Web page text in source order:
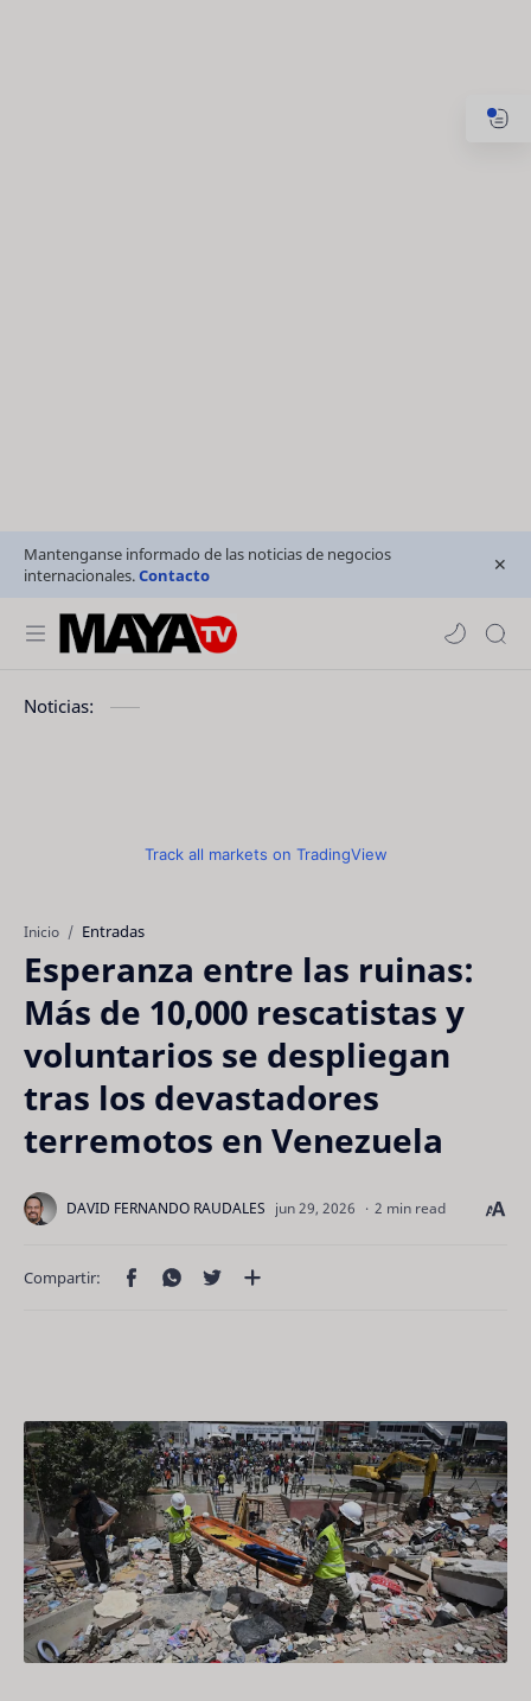
Mantenganse informado de las noticias de negocios
internacionales.Contacto
Noticias:
Track all markets on TradingView
Inicio Entradas
Esperanza entre las ruinas:
Más de 10,000 rescatistas y
voluntarios se despliegan
tras los devastadores
terremotos en Venezuela
2 min read